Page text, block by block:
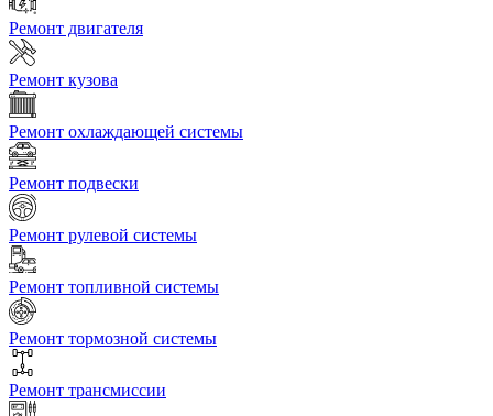
Ремонт двигателя
Ремонт кузова
Ремонт охлаждающей системы
Ремонт подвески
Ремонт рулевой системы
Ремонт топливной системы
Ремонт тормозной системы
Ремонт трансмиссии